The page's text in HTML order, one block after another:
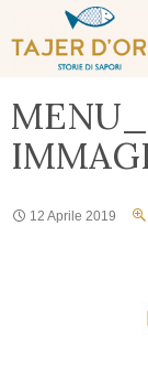
AL
CONTENUTO
12 Aprile 2019